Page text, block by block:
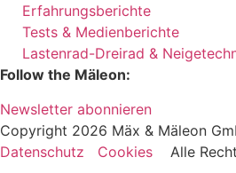
Erfahrungsberichte
Tests & Medienberichte
Lastenrad-Dreirad &
Follow the Mäleon:
Newsletter abonnieren
Copyright 2026 Mäx & Mäleon
Datenschutz
Cookies Alle